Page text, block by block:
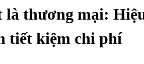
thương mại:
tiết kiệm chi phí